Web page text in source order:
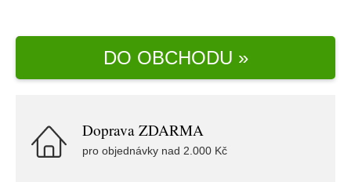
DO OBCHODU »
Doprava ZDARMA
pro objednávky nad 2.000 Kč